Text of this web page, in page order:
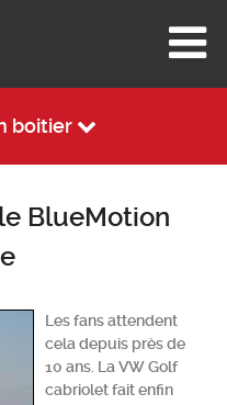
boitier
BlueMotion
Les fans attendent
cela depuis près de
10 ans. La VW Golf
cabriolet fait enfin